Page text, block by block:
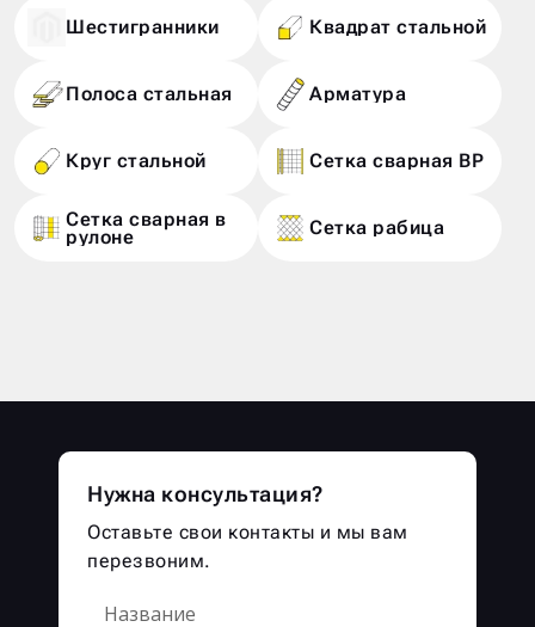
Шестигранники Квадрат стальной
Полоса стальная Арматура
Круг стальной Сетка сварная ВР
Сетка сварная в
рулоне Сетка рабица
Нужна консультация?
Оставьте свои контакты и мы вам
перезвоним.